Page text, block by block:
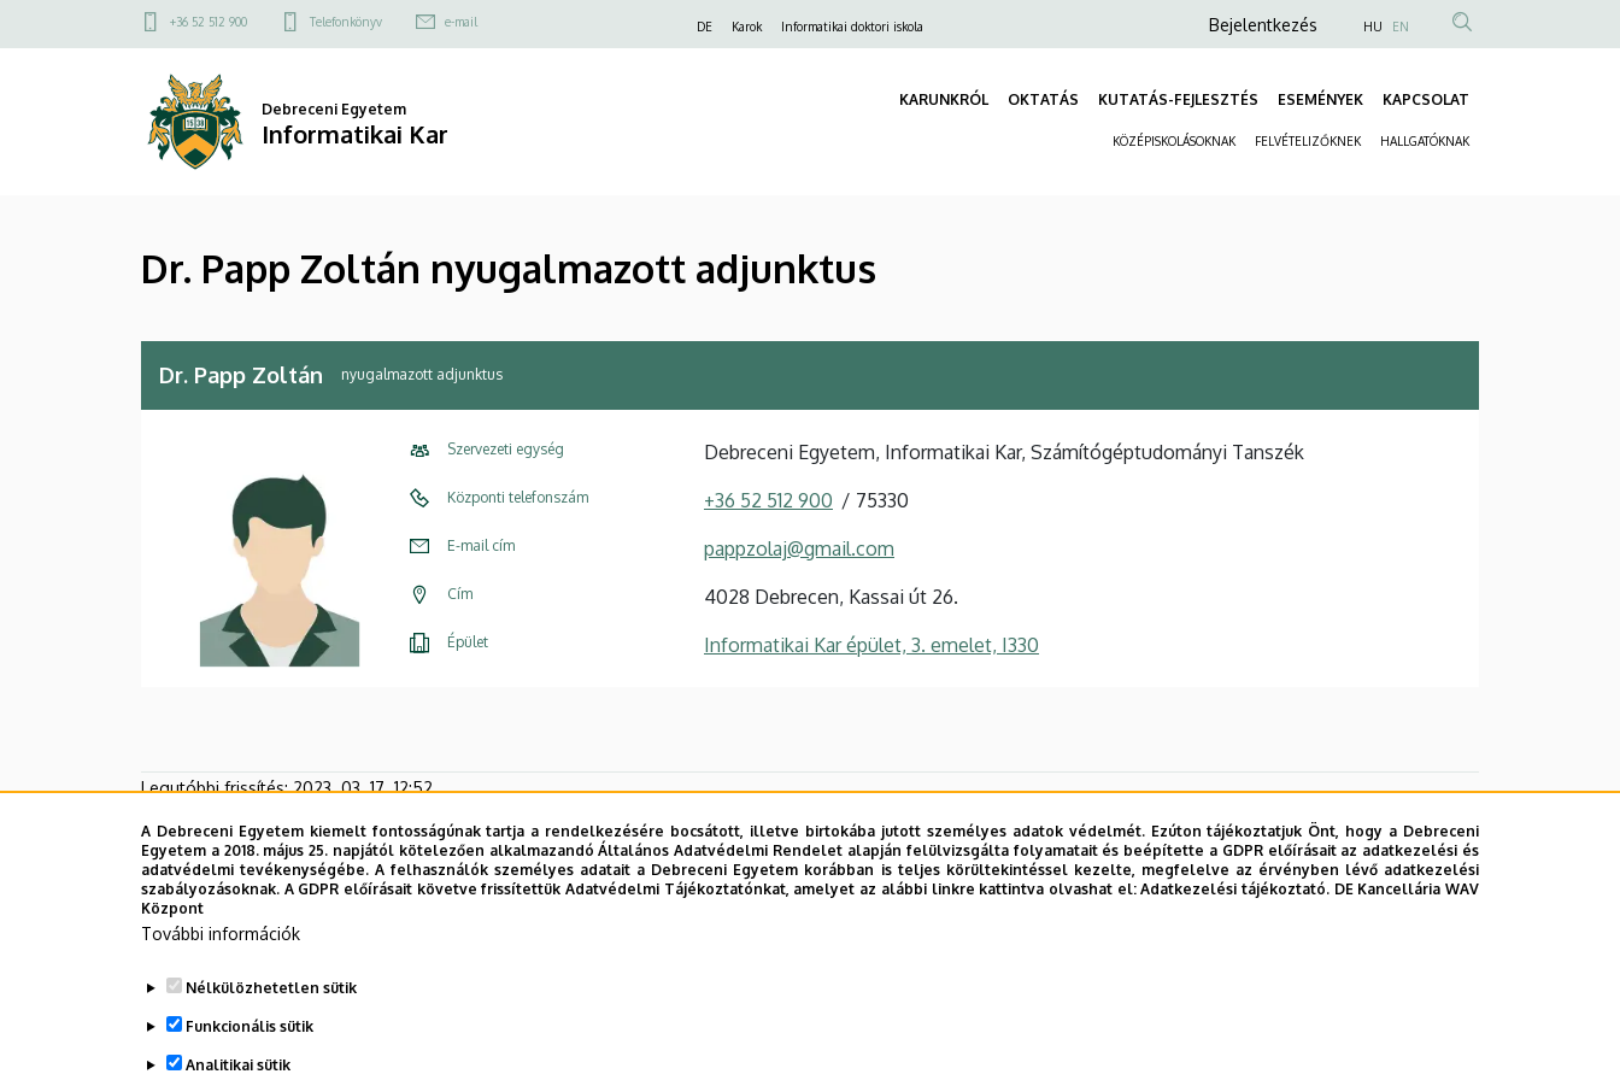
nyugalmazott
a
Felső
menü
+36 52 512 900 Telefonkönyv e-mail DE Karok Informatikai doktori iskola
Anonim
fiók
menüje
Bejelentkezés HU EN
Debreceni Egyetem
Informatikai Kar
KARUNKRÓL OKTATÁS KUTATÁS-FEJLESZTÉS ESEMÉNYEK KAPCSOLAT
KÖZÉPISKOLÁSOKNAK FELVÉTELIZŐKNEK HALLGATÓKNAK
Dr. Papp Zoltán nyugalmazott adjunktus
Dr. Papp Zoltán nyugalmazott adjunktus
Szervezeti egység Debreceni Egyetem, Informatikai Kar, Számítógéptudományi Tanszék
Központi telefonszám +36 52 512 900 75330
E-mail cím pappzolaj@gmail.com
Cím 4028 Debrecen, Kassai út 26.
Épület Informatikai Kar épület, 3. emelet, I330
Legutóbbi frissítés: 2023. 03. 17. 12:52
A Debreceni Egyetem kiemelt fontosságúnak tartja a rendelkezésére bocsátott, illetve birtokába jutott személyes adatok védelmét. Ezúton tájékoztatjuk Önt, hogy a Debreceni
Egyetem a 2018. május 25. napjától kötelezően alkalmazandó Általános Adatvédelmi Rendelet alapján felülvizsgálta folyamatait és beépítette a GDPR előírásait az adatkezelési és
adatvédelmi tevékenységébe. A felhasználók személyes adatait a Debreceni Egyetem korábban is teljes körültekintéssel kezelte, megfelelve az érvényben lévő adatkezelési
szabályozásoknak. A GDPR előírásait követve frissítettük Adatvédelmi Tájékoztatónkat, amelyet az alábbi linkre kattintva olvashat el:Adatkezelési tájékoztató. DE Kancellária WAV
Központ
További információk
Nélkülözhetetlen sütik
Funkcionális sütik
Analitikai sütik